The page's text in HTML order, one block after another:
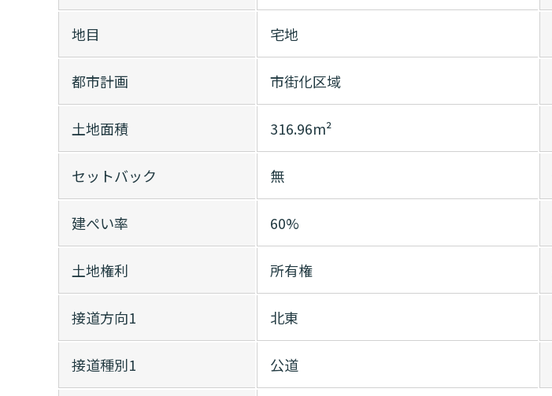
地目 宅地
都市計画 市街化区域
土地面積 316.96m²
セットバック 無
建ぺい率 60%
土地権利 所有権
接道方向1 北東
接道種別1 公道